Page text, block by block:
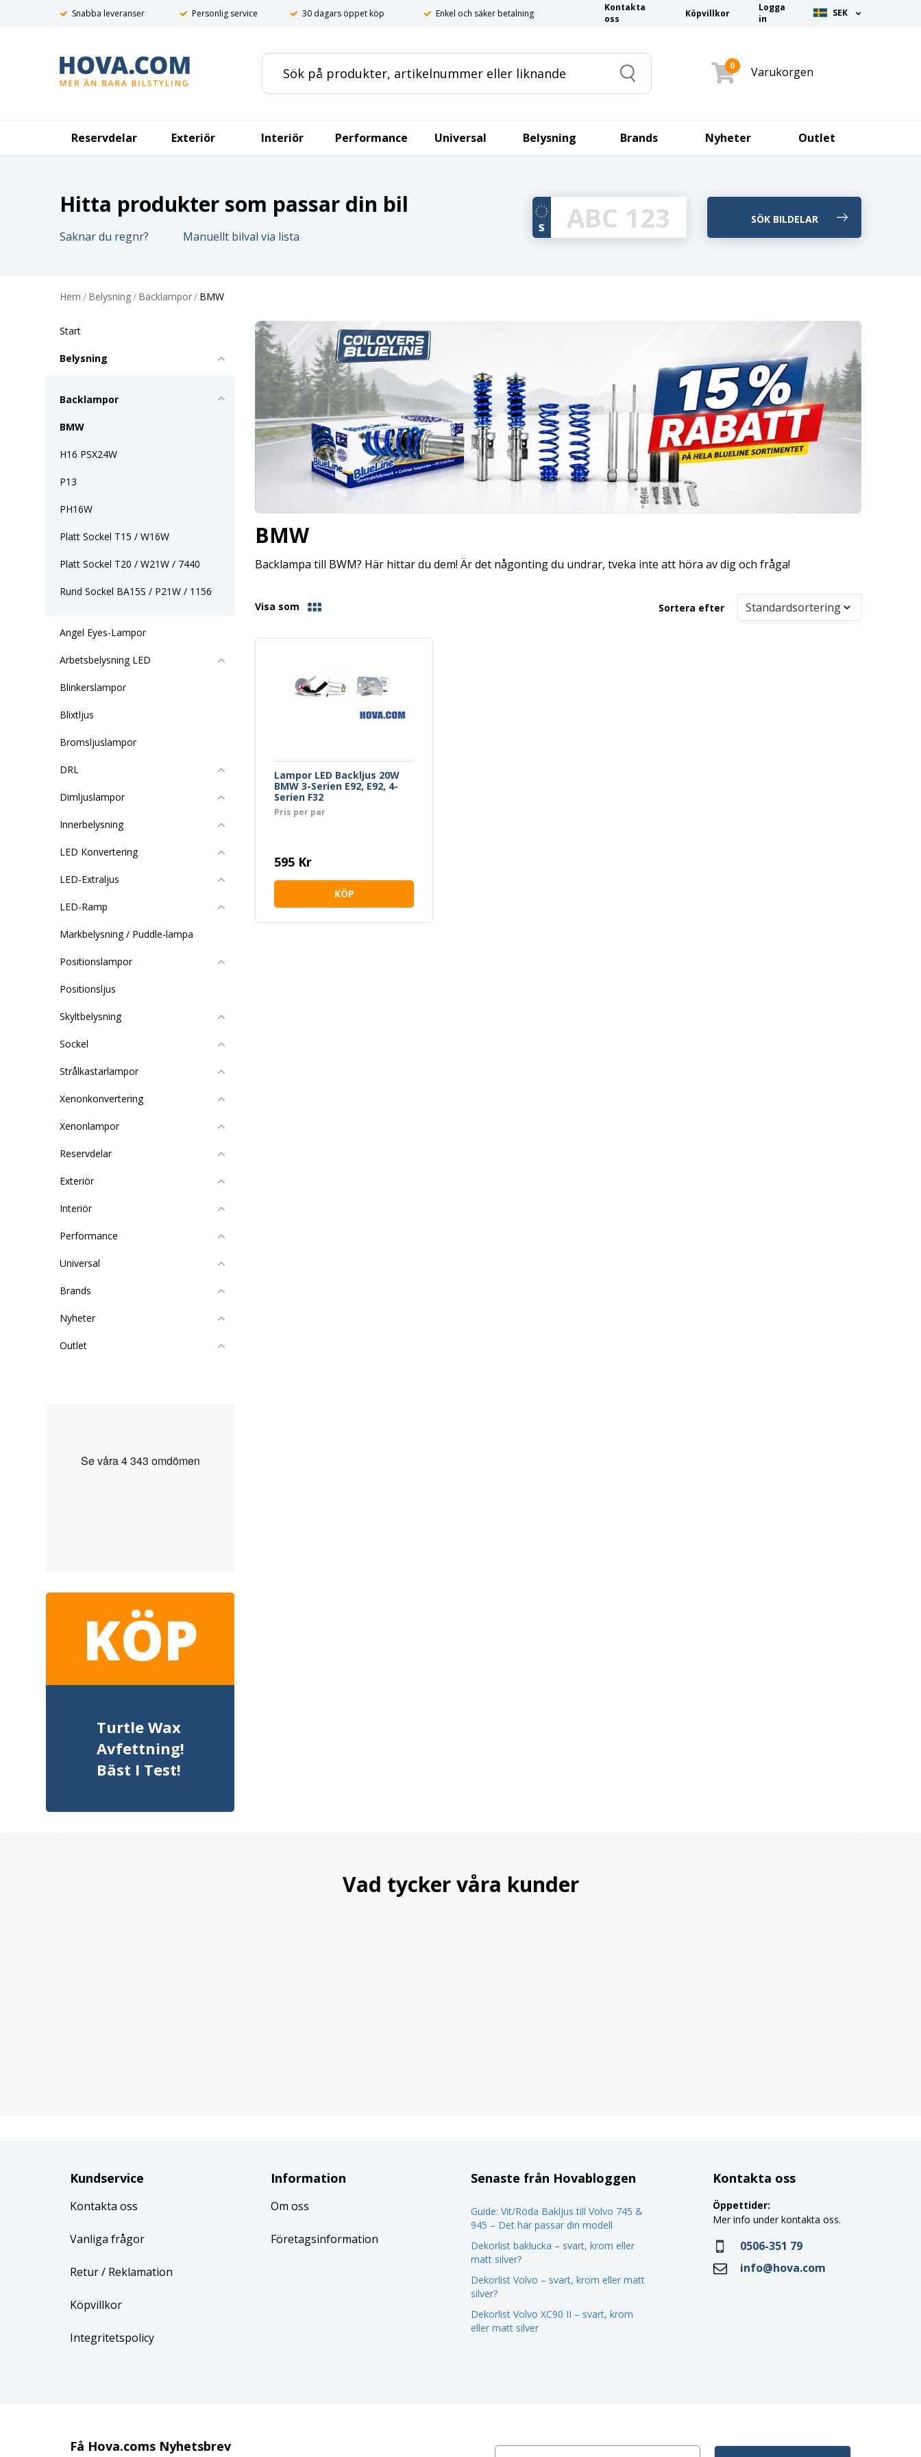
Snabba leveranser Personlig service 30 dagars öppet köp Enkel och säker betalning
Kontakta
oss
Köpvillkor
Logga
in
SEK
Search
0 Varukorgen
Reservdelar Exteriör Interiör Performance Universal Belysning Brands Nyheter Outlet
Hitta produkter som passar din bil
Saknar du regnr? Manuellt bilval via lista
Hem / Belysning/ Backlampor/ BMW
Start
Belysning
Backlampor
BMW
H16 PSX24W
P13
PH16W
Platt Sockel T15 / W16W
Platt Sockel T20 / W21W / 7440
Rund Sockel BA15S / P21W / 1156
Angel Eyes-Lampor
Arbetsbelysning LED
Blinkerslampor
Blixtljus
Bromsljuslampor
DRL
Dimljuslampor
Innerbelysning
LED Konvertering
LED-Extraljus
LED-Ramp
Markbelysning / Puddle-lampa
Positionslampor
Positionsljus
Skyltbelysning
Sockel
Strålkastarlampor
Xenonkonvertering
Xenonlampor
Reservdelar
Exteriör
Interiör
Performance
Universal
Brands
Nyheter
Outlet
KÖP
Turtle Wax
Avfettning!
Bäst I Test!
BMW
Backlampa till BWM? Här hittar du dem! Är det någonting du undrar, tveka inte att höra av dig och fråga!
Visa som Sortera efter
Lampor LED Backljus 20W
BMW 3-Serien E92, E92, 4-
Serien F32
Pris per par
595 Kr
KÖP
Vad tycker våra kunder
Kundservice
Kontakta oss
Vanliga frågor
Retur/ Reklamation
Köpvillkor
Integritetspolicy
Information
Om oss
Företagsinformation
Senaste från Hovabloggen
Guide: Vit/Röda Bakljus till Volvo 745 &
945 – Det här passar din modell
Dekorlist baklucka – svart, krom eller
matt silver?
Dekorlist Volvo – svart, krom eller matt
silver?
Dekorlist Volvo XC90 II – svart, krom
eller matt silver
Kontakta oss
Öppettider:
Mer info under kontakta oss.
0506-351 79
info@hova.com
Få Hova.coms Nyhetsbrev